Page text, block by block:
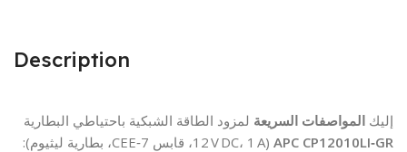
Description
إليك المواصفات السريعة لمزود الطاقة الشبكية باحتياطي البطارية
APC CP12010LI‑GR (12 V DC، 1 A، قابس CEE‑7، بطارية ليثيوم):